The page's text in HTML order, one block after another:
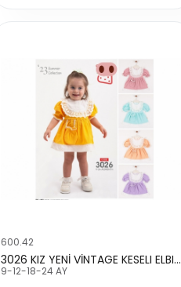
600.42
3026 KIZ YENİ VİNTAGE KESELI ELBISE
9-12-18-24 AY